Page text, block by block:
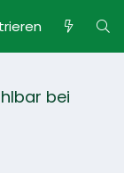
bei